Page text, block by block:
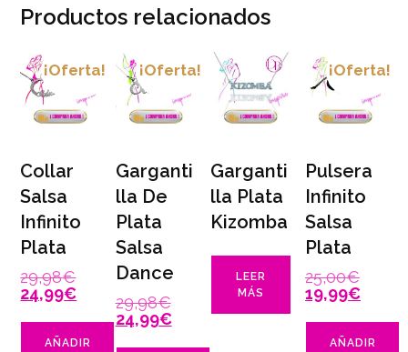
Productos relacionados
¡Oferta!
Collar
Salsa
Infinito
Plata
29,98€
24,99€
AÑADIR
¡Oferta!
Garganti
lla De
Plata
Salsa
Dance
29,98€
24,99€
Garganti
lla Plata
Kizomba
LEER
MÁS
¡Oferta!
Pulsera
Infinito
Salsa
Plata
25,00€
19,99€
AÑADIR